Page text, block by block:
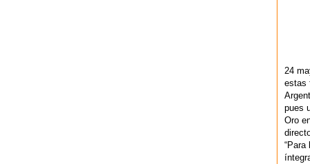
24
estas
pues
Oro
“Para